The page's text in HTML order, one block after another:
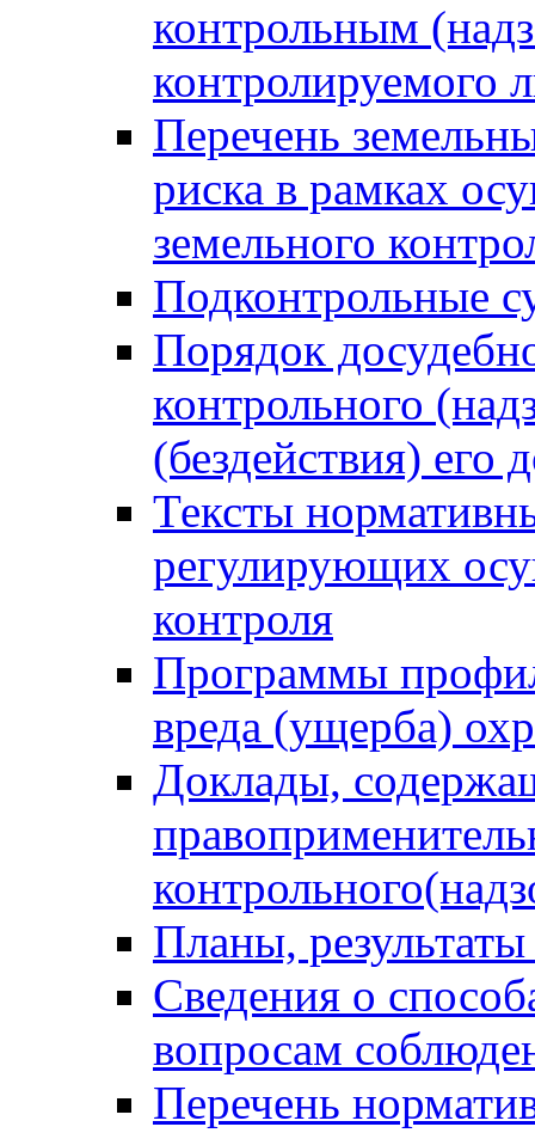
контрольным
контролируемого
Перечень
риска в рамках
земельного
Подконтрольные
Порядок
контрольного
(бездействия)
Тексты
регулирующих
контроля
Программы
вреда (ущерба)
Доклады,
Планы,
Сведения о
вопросам
Перечень